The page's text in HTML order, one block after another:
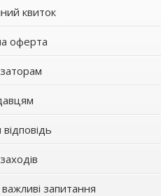
квиток
оферта
важливі запитання